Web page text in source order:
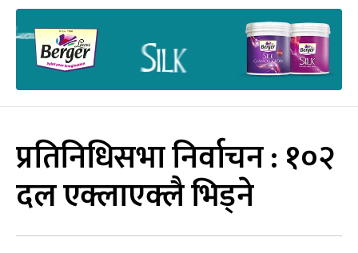
प्रतिनिधिसभा निर्वाचन : १०२
दल एक्लाएक्लै भिड्ने